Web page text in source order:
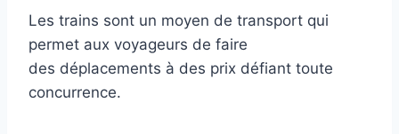
Les trains sont un moyen de transport qui
permet aux voyageurs de faire
des déplacements à des prix défiant toute
concurrence.